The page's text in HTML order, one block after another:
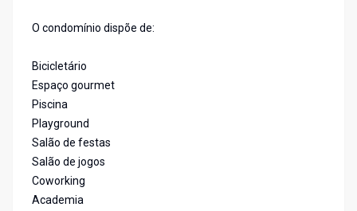
O condomínio dispõe de:
Bicicletário
Espaço gourmet
Piscina
Playground
Salão de festas
Salão de jogos
Coworking
Academia